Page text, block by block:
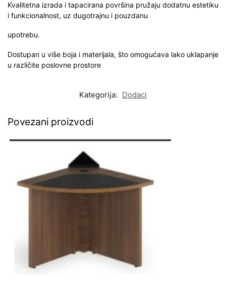
Kvalitetna izrada i tapacirana površina pružaju dodatnu estetiku
i funkcionalnost, uz dugotrajnu i pouzdanu
upotrebu.
Dostupan u više boja i materijala, što omogućava lako uklapanje
u različite poslovne prostore
Kategorija: Dodaci
Povezani proizvodi